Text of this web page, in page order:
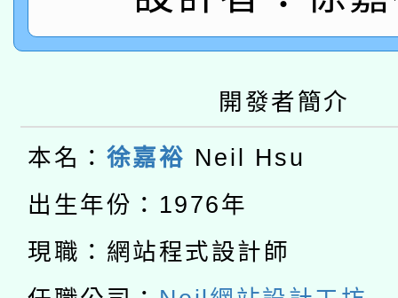
業技術研究院辦理「
動」
115年8月22日(星期六
開 智慧啟航」
2026年桃園地景藝術
本校115學年度第2次
招甄選結果公告(無人
招)
適應運動共學行動站研
本館辦理115年度閱讀
暨閱讀推動專業研習
科技賦能─人工智慧
礎課程
A3數位素養講師名單
開發者簡介
本名： 徐嘉裕 Neil Hsu
出生年份：1976年
現職：網站程式設計師